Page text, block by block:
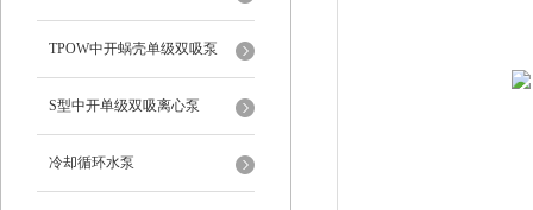
TPOW中开蜗壳单级双吸泵
S型中开单级双吸离心泵
冷却循环水泵